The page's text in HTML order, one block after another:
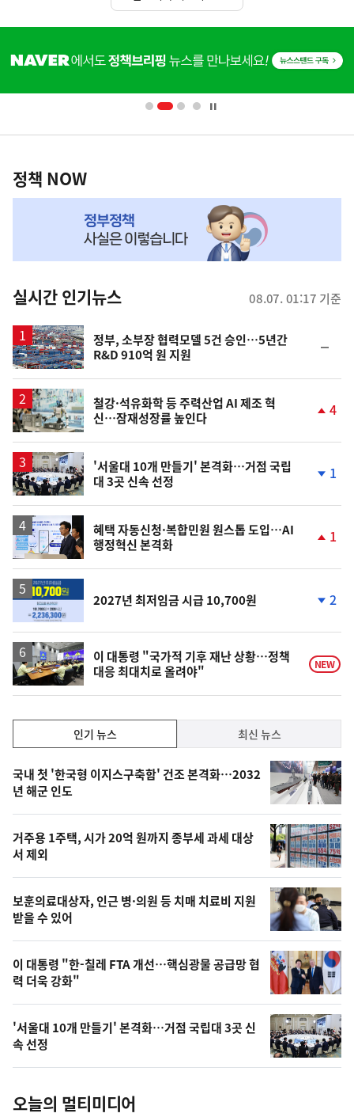
단
배
영
책
NOW,
뉴
스
정책 NOW
실시간 인기뉴스 08.07. 01:17 기준
정부, 소부장 협력모델 5건 승인…5년간
R&D 910억 원 지원
일
철강·석유화학 등 주력산업 AI 제조 혁
신…잠재성장률 높인다
계
4
'서울대 10개 만들기' 본격화…거점 국립
대 3곳 신속 선정
계
1
혜택 자동신청·복합민원 원스톱 도입…AI
행정혁신 본격화
계
1
2027년 최저임금 시급 10,700원
계
락
2
이 대통령 "국가적 기후 재난 상황…정책
대응 최대치로 올려야"
NEW
기,
최
신,
오
늘
의
영
상
오
늘
의
사
진
인기 뉴스 최신 뉴스
기
뉴
스
국내 첫 '한국형 이지스구축함' 건조 본격화…2032
년 해군 인도
거주용 1주택, 시가 20억 원까지 종부세 과세 대상
서 제외
보훈의료대상자, 인근 병·의원 등 치매 치료비 지원
받을 수 있어
이 대통령 "한-칠레 FTA 개선…핵심광물 공급망 협
력 더욱 강화"
'서울대 10개 만들기' 본격화…거점 국립대 3곳 신
속 선정
오늘의 멀티미디어